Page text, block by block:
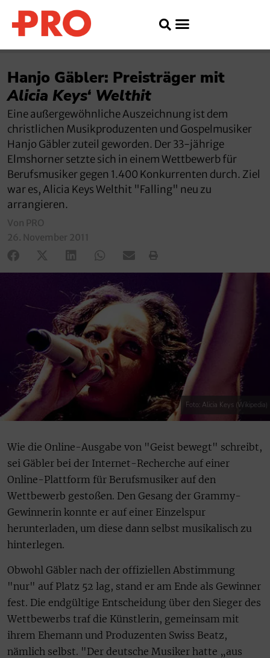
Hanjo Gäbler: Preisträger mit
Alicia Keys‘ Welthit
Eine außergewöhnliche Auszeichnung ist dem
christlichen Musikproduzenten und Gospelmusiker
Hanjo Gäbler zuteil geworden. Der 33-jährige
Elmshorner setzte sich in einem Wettbewerb für
Berufsmusiker gegen 1.400 Konkurrenten durch. Ziel
war es, Alicia Keys Welthit "Falling" neu zu
arrangieren.
Von PRO
26. November 2011
Foto: Alicia Keys (Wikipedia)
Wie die Online-Ausgabe von "Geist bewegt" schreibt,
sei Gäbler bei der Internet-Recherche auf einer
Online-Plattform für Berufsmusiker auf den
Wettbewerb gestoßen. Den Gesang der Grammy-
Gewinnerin konnte er auf einer Einzelspur
herunterladen, um diese dann selbst musikalisch zu
hinterlegen.
Obwohl Gäbler nach der offiziellen Abstimmung
"nur" auf Platz 52 lag, stand er am Ende als Gewinner
fest. Die endgültige Entscheidung über den Sieger des
Wettbewerbs traf die Künstlerin, gemeinsam mit
ihrem Ehemann und Produzenten Swiss Beatz,
nämlich selbst. "Der deutsche Musiker hatte „aus